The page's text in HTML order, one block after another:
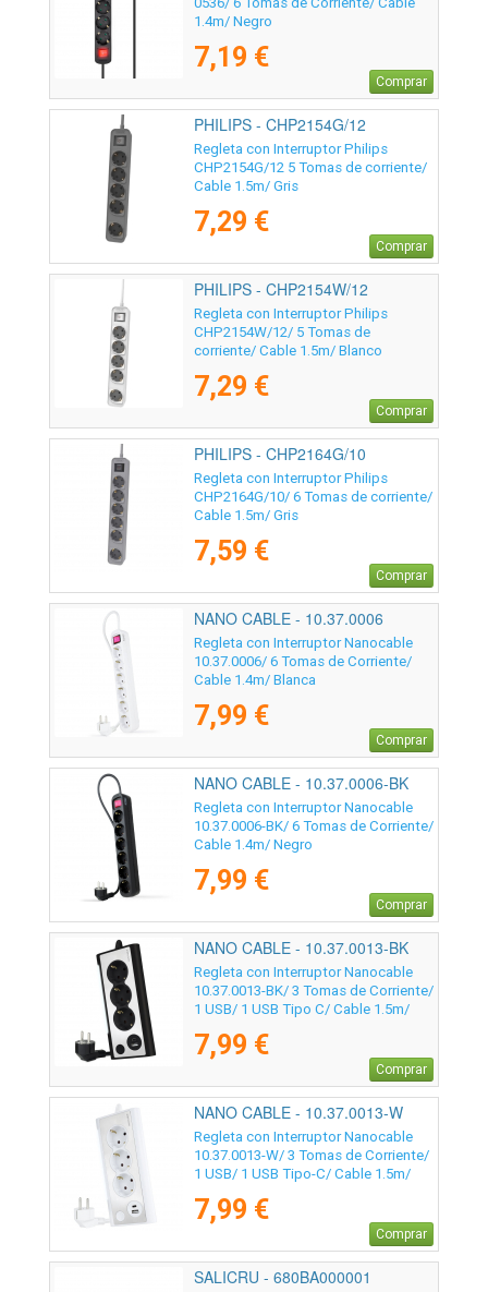
1.4m/ Negro
7,19 €
Comprar
PHILIPS - CHP2154G/12
Regleta con Interruptor Philips
CHP2154G/12 5 Tomas de corriente/
Cable 1.5m/ Gris
7,29 €
Comprar
PHILIPS - CHP2154W/12
Regleta con Interruptor Philips
CHP2154W/12/ 5 Tomas de
corriente/ Cable 1.5m/ Blanco
7,29 €
Comprar
PHILIPS - CHP2164G/10
Regleta con Interruptor Philips
CHP2164G/10/ 6 Tomas de corriente/
Cable 1.5m/ Gris
7,59 €
Comprar
NANO CABLE - 10.37.0006
Regleta con Interruptor Nanocable
10.37.0006/ 6 Tomas de Corriente/
Cable 1.4m/ Blanca
7,99 €
Comprar
NANO CABLE - 10.37.0006-BK
Regleta con Interruptor Nanocable
10.37.0006-BK/ 6 Tomas de Corriente/
Cable 1.4m/ Negro
7,99 €
Comprar
NANO CABLE - 10.37.0013-BK
Regleta con Interruptor Nanocable
10.37.0013-BK/ 3 Tomas de Corriente/
1 USB/ 1 USB Tipo C/ Cable 1.5m/
7,99 €
Comprar
NANO CABLE - 10.37.0013-W
Regleta con Interruptor Nanocable
10.37.0013-W/ 3 Tomas de Corriente/
1 USB/ 1 USB Tipo-C/ Cable 1.5m/
7,99 €
Comprar
SALICRU - 680BA000001